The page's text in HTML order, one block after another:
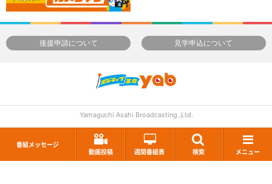
番組メッセージ
動画投稿
週間番組表 検索 メニュー
後援申請について 見学申込について
Yamaguchi Asahi Broadcasting.,Ltd.